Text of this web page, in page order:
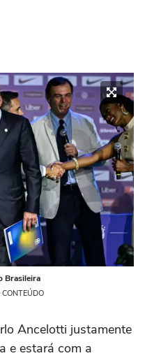
Brasileira
Ancelotti justamente
e estará com a